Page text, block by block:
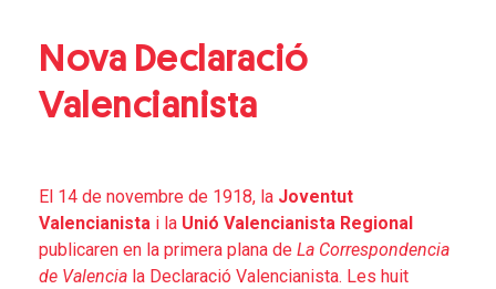
Nova Declaració
Valencianista
El 14 de novembre de 1918, la Joventut
Valencianista i la Unió Valencianista Regional
publicaren en la primera plana de La Correspondencia
de Valencia la Declaració Valencianista. Les huit